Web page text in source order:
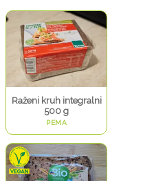
Raženi kruh integralni
500 g
PEMA